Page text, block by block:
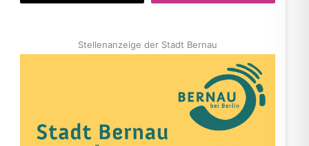
Stellenanzeige der Stadt Bernau